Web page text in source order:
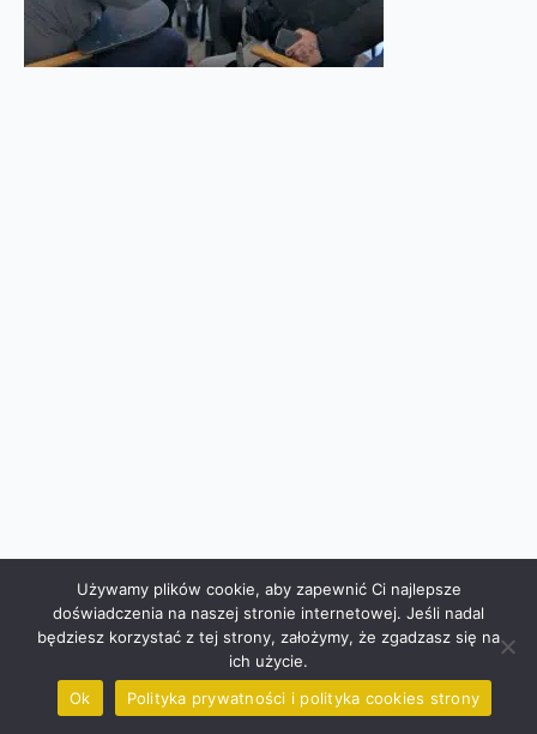
Używamy plików cookie, aby zapewnić Ci najlepsze
doświadczenia na naszej stronie internetowej. Jeśli nadal
będziesz korzystać z tej strony, założymy, że zgadzasz się na
ich użycie.
Ok
Polityka prywatności i polityka cookies strony